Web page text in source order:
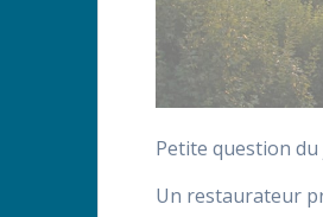
Petite question du
Un restaurateur